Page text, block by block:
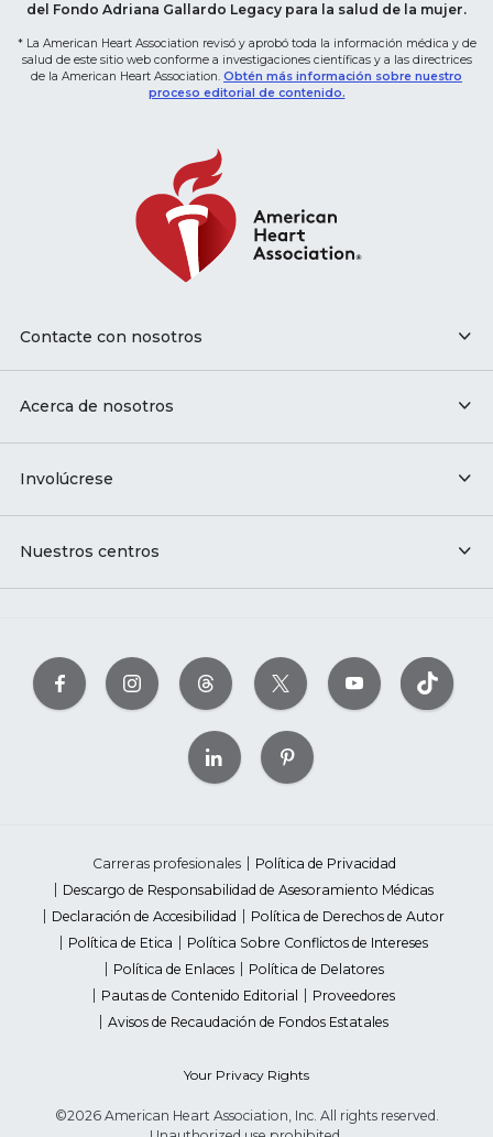
del Fondo Adriana Gallardo Legacy para la salud de la mujer.
* La American Heart Association revisó y aprobó toda la información médica y de
salud de este sitio web conforme a investigaciones científicas y a las directrices
de la American Heart Association. Obtén más información sobre nuestro
proceso editorial de contenido.
Contacte con nosotros
Acerca de nosotros
Involúcrese
Nuestros centros
Carreras profesionales
Política de Privacidad
Descargo de Responsabilidad de Asesoramiento Médicas
Declaración de Accesibilidad
Política de Derechos de Autor
Política de Etica
Política Sobre Conflictos de Intereses
Política de Enlaces
Política de Delatores
Pautas de Contenido Editorial
Proveedores
Avisos de Recaudación de Fondos Estatales
Your Privacy Rights
©2026 American Heart Association, Inc. All rights reserved.